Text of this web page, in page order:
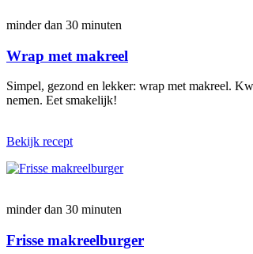
minder dan 30 minuten
Wrap met makreel
Simpel, gezond en lekker: wrap met makreel.
nemen. Eet smakelijk!
Bekijk recept
minder dan 30 minuten
Frisse makreelburger